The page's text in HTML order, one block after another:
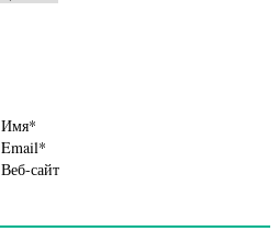
Имя*
Email*
Веб-сайт